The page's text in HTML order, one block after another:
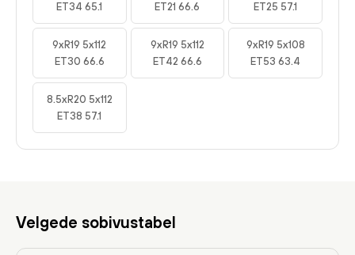
ET34 65.1
ET21 66.6
ET25 57.1
9xR19 5x112
ET30 66.6
9xR19 5x112
ET42 66.6
9xR19 5x108
ET53 63.4
8.5xR20 5x112
ET38 57.1
Velgede sobivustabel